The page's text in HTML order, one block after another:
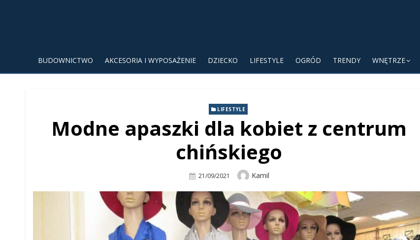
BUDOWNICTWO AKCESORIA I WYPOSAŻENIE DZIECKO LIFESTYLE OGRÓD TRENDY WNĘTRZE
LIFESTYLE
Modne apaszki dla kobiet z centrum
chińskiego
Posted
21/09/2021 Author
Kamil